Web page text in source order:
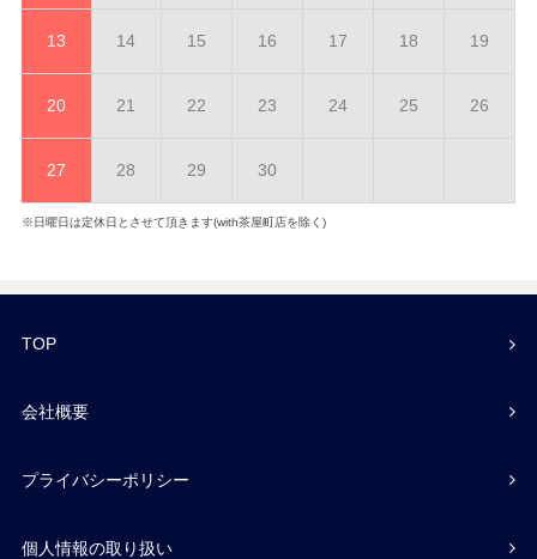
13 14 15 16 17 18 19
20 21 22 23 24 25 26
27 28 29 30
※日曜日は定休日とさせて頂きます(with茶屋町店を除く)
TOP
会社概要
プライバシーポリシー
個人情報の取り扱い